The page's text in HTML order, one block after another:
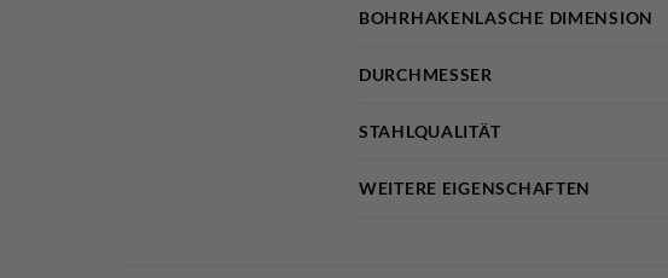
BOHRHAKENLASCHE DIMENSION
DURCHMESSER
STAHLQUALITÄT
WEITERE EIGENSCHAFTEN